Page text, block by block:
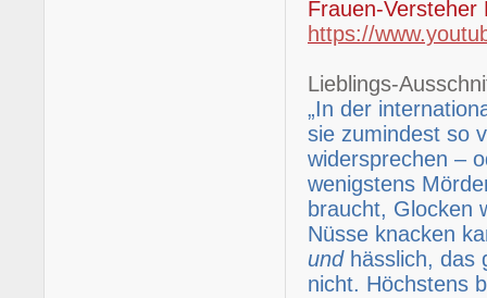
Frauen-
https://
Lieblings-
„In der
sie zumindest so
widersprechen –
wenigstens
braucht, Glocken
Nüsse knacken
und hässlich, das
nicht. Höchstens